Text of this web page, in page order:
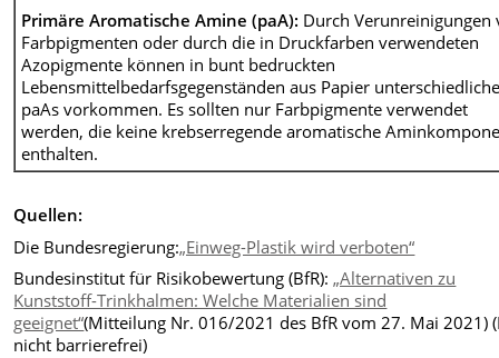
Primäre Aromatische Amine (paA): Durch Verunreinigungen
Farbpigmenten oder durch die in Druckfarben verwendeten
Azopigmente können in bunt bedruckten
Lebensmittelbedarfsgegenständen aus Papier
paAs vorkommen. Es sollten nur Farbpigmente verwendet
werden, die keine krebserregende aromatische
enthalten.
Quellen:
Die Bundesregierung:„Einweg-Plastik wird verboten“
Bundesinstitut für Risikobewertung (BfR):„Alternativen zu
Kunststoff-Trinkhalmen: Welche Materialien sind
geeignet“(Mitteilung Nr. 016/2021 des BfR vom 27. Mai 2021)
nicht barrierefrei)